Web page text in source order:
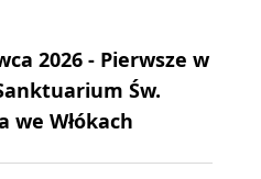
2026 - Pierwsze w
Św.
we Włókach